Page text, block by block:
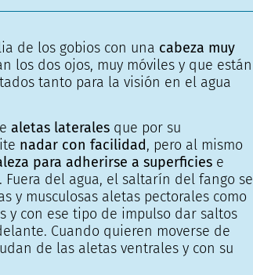
de los gobios con una cabeza muy
los dos ojos, muy móviles y que están
tanto para la visión en el agua
aletas laterales que por su
nadar con facilidad, pero al mismo
para adherirse a superficies e
Fuera del agua, el saltarín del fango se
y musculosas aletas pectorales como
y con ese tipo de impulso dar saltos
Cuando quieren moverse de
de las aletas ventrales y con su